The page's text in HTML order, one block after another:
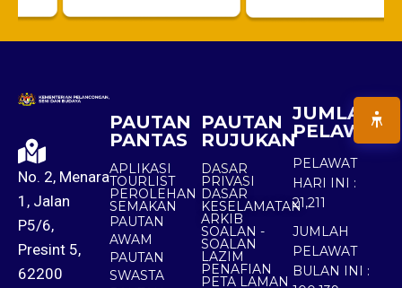
No. 2, Menara
1, Jalan
P5/6,
Presint 5,
62200
PAUTAN
PANTAS
APLIKASI
TOURLIST
PEROLEHAN
SEMAKAN
PAUTAN
AWAM
PAUTAN
SWASTA
PAUTAN
RUJUKAN
DASAR
PRIVASI
DASAR
KESELAMATAN
ARKIB
SOALAN -
SOALAN
LAZIM
PENAFIAN
PETA LAMAN
JUMLAH
PELAWAT
PELAWAT
HARI INI :
21,211
JUMLAH
PELAWAT
BULAN INI :